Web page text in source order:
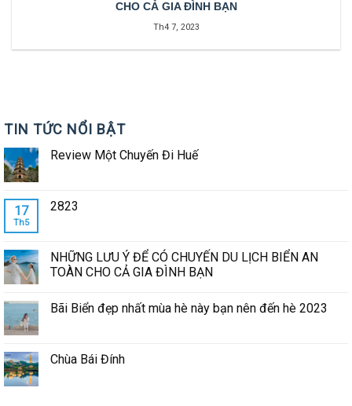
CHO CẢ GIA ĐÌNH BẠN
Th4 7, 2023
TIN TỨC NỔI BẬT
Review Một Chuyến Đi Huế
17
Th5
2823
NHỮNG LƯU Ý ĐỂ CÓ CHUYẾN DU LỊCH BIỂN AN
TOÀN CHO CẢ GIA ĐÌNH BẠN
Bãi Biển đẹp nhất mùa hè này bạn nên đến hè 2023
Chùa Bái Đính